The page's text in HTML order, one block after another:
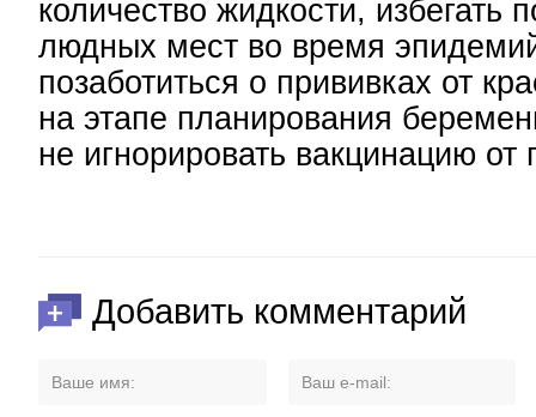
количество жидкости, избегать
людных мест во время
позаботиться о прививках от
на этапе планирования
не игнорировать вакцинацию от
Добавить комментарий